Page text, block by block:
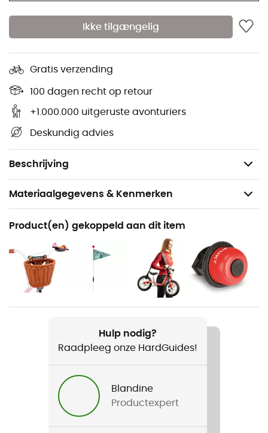
Ikke tilgængelig
Gratis verzending
100 dagen recht op retour
+1.000.000 uitgeruste avonturiers
Deskundig advies
Beschrijving
Luchtbanden 50-203
Veiligheidshandvatten
Schokbestendige poedercoating
Wielen en stuur zijn kogellager gemonteerd
Zadel en stuur in hoogte verstelbaar
Frame met lage instap en voetsteun
Gewicht: 5 kg
Materiaalgegevens & Kenmerken
Aanbevolen voor
Voor
Kinderen
Gewicht
Maximale belasting
Product(en) gekoppeld aan dit item
Hulp nodig?
Raadpleeg onze HardGuides!
Blandine
Productexpert